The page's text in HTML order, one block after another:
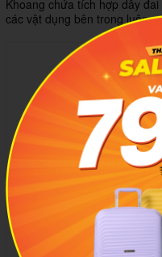
Khoang chứa tích hợp dây
các vật dụng bên trong luôn